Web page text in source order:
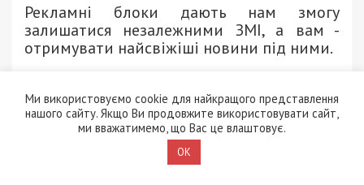
Рекламні блоки дають нам змогу
залишатися незалежними ЗМІ, а вам -
отримувати найсвіжіші новини під ними.
Приєднуйтесь також до 49000 в Google News. Слідкуйте
за останніми новинами!
Приєднатися
Ми використовуємо cookie для найкращого представлення
нашого сайту. Якщо Ви продовжите використовувати сайт,
ми вважатимемо, що Вас це влаштовує.
OK